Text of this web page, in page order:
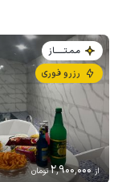
مـمـتــــــاز
رزرو فوری
از 2٬900٬000تومان